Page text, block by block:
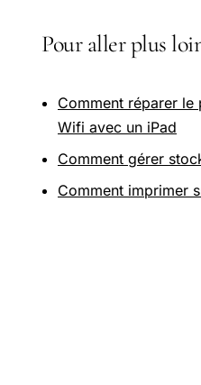
Pour aller plus
Comment réparer
Wifi avec un iPad
Comment gérer
Comment imprimer